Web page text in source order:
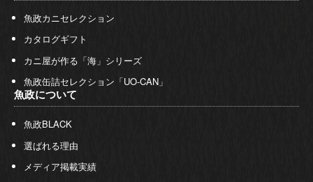
魚政カニセレクション
カタログギフト
カニ屋が作る「海」シリーズ
魚政缶詰セレクション「UO-CAN」
魚政について
魚政BLACK
選ばれる理由
メディア掲載実績